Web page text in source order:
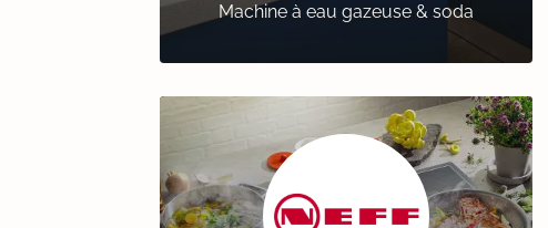
Machine à eau gazeuse & soda